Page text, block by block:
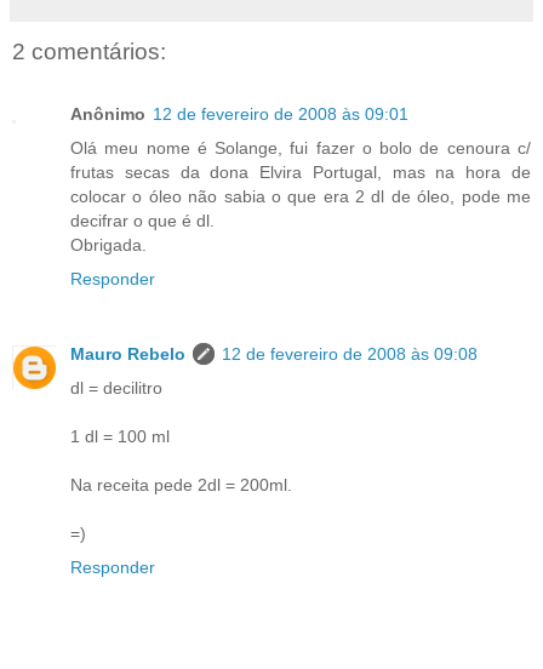
2 comentários:
Anônimo 12 de fevereiro de 2008 às 09:01
Olá meu nome é Solange, fui fazer o bolo de cenoura c/
frutas secas da dona Elvira Portugal, mas na hora de
colocar o óleo não sabia o que era 2 dl de óleo, pode me
decifrar o que é dl.
Obrigada.
Responder
Mauro Rebelo
12 de fevereiro de 2008 às 09:08
dl = decilitro
1 dl = 100 ml
Na receita pede 2dl = 200ml.
=)
Responder